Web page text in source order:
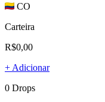
CO
Carteira
R$0,00
+ Adicionar
0 Drops